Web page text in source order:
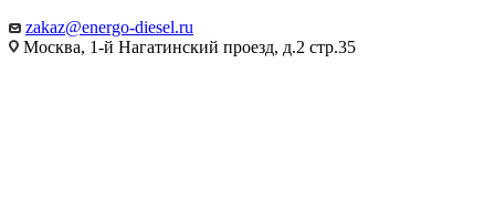
zakaz@energo-diesel.ru
Москва, 1-й Нагатинский проезд, д.2 стр.35